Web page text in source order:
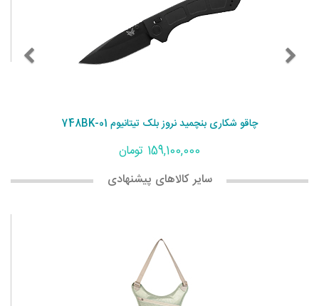
چاقو شکاری بنچمید نروز بلک تیتانیوم 748BK-01
159,100,000 تومان
سایر کالاهای پیشنهادی